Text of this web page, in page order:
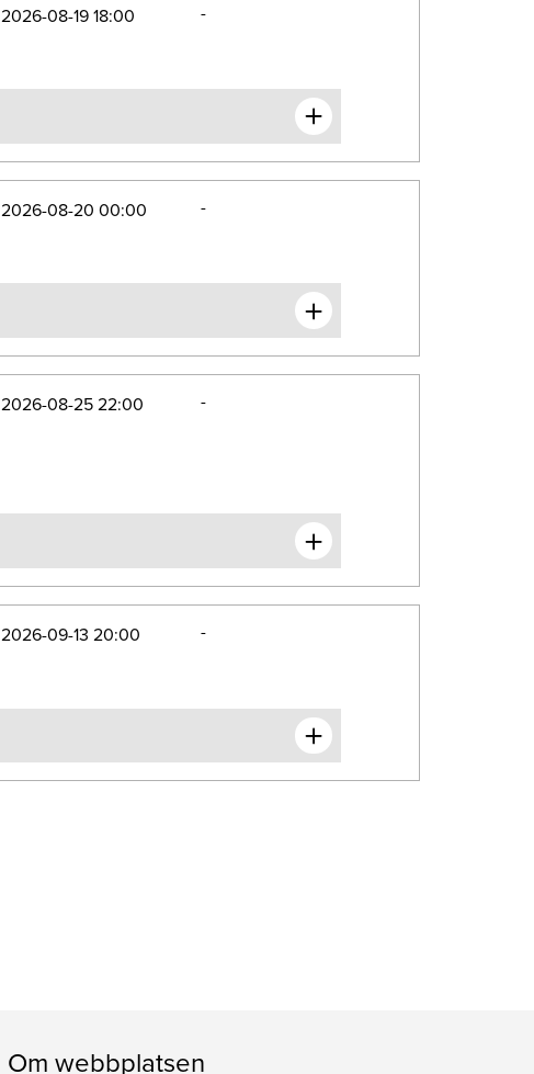
2026-08-19 18:00 -
2026-08-20 00:00 -
2026-08-25 22:00 -
2026-09-13 20:00 -
Om webbplatsen